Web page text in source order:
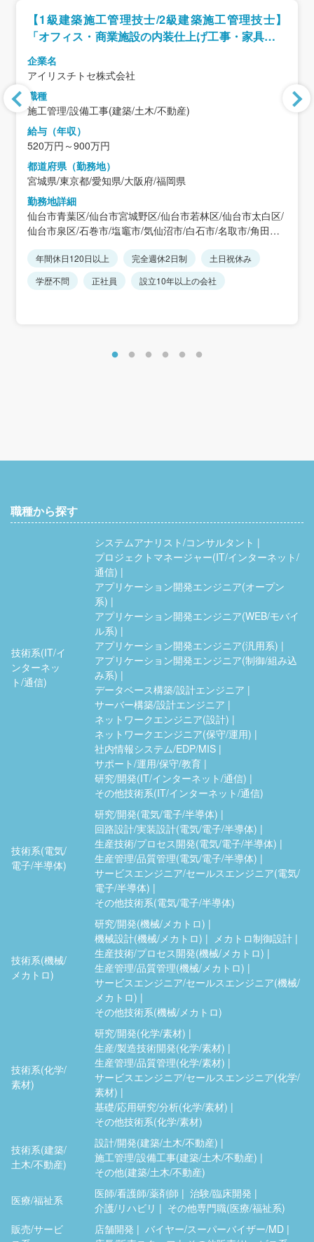
【1級建築施工管理技士/2級建築施工管理技士】
「オフィス・商業施設の内装仕上げ工事・家具設置
工事」
企業名
アイリスチトセ株式会社
職種
施工管理/設備工事(建築/土木/不動産)
給与（年収）
520万円～900万円
都道府県（勤務地）
宮城県/東京都/愛知県/大阪府/福岡県
勤務地詳細
仙台市青葉区/仙台市宮城野区/仙台市若林区/仙台市太白区/
仙台市泉区/石巻市/塩竈市/気仙沼市/白石市/名取市/角田市/
ヶ宿町/大河原町/村田町/柴田町/川崎町/丸森町/亘理町/山元
町/松島町/七ヶ浜町/利府町/大和町/大郷町/富谷市/大衡村/色
麻町/加美町/涌谷町/美里町/女川町/南三陸町/東京２３区/愛
年間休日120日以上 完全週休2日制
土日祝休み
学歴不問
正社員 設立10年以上の会社
職種から探す
技術系(IT/イ
ンターネッ
ト/通信)
システムアナリスト/コンサルタント
プロジェクトマネージャー(IT/インターネット/
通信)
アプリケーション開発エンジニア(オープン
系)
アプリケーション開発エンジニア(WEB/モバイ
ル系)
アプリケーション開発エンジニア(汎用系)
アプリケーション開発エンジニア(制御/組み込
み系)
データベース構築/設計エンジニア
サーバー構築/設計エンジニア
ネットワークエンジニア(設計)
ネットワークエンジニア(保守/運用)
社内情報システム/EDP/MIS
サポート/運用/保守/教育
研究/開発(IT/インターネット/通信)
その他技術系(IT/インターネット/通信)
技術系(電気/
電子/半導体)
研究/開発(電気/電子/半導体)
回路設計/実装設計(電気/電子/半導体)
生産技術/プロセス開発(電気/電子/半導体)
生産管理/品質管理(電気/電子/半導体)
サービスエンジニア/セールスエンジニア(電気/
電子/半導体)
その他技術系(電気/電子/半導体)
技術系(機械/
メカトロ)
研究/開発(機械/メカトロ)
機械設計(機械/メカトロ)
メカトロ制御設計
生産技術/プロセス開発(機械/メカトロ)
生産管理/品質管理(機械/メカトロ)
サービスエンジニア/セールスエンジニア(機械/
メカトロ)
その他技術系(機械/メカトロ)
技術系(化学/
素材)
研究/開発(化学/素材)
生産/製造技術開発(化学/素材)
生産管理/品質管理(化学/素材)
サービスエンジニア/セールスエンジニア(化学/
素材)
基礎/応用研究/分析(化学/素材)
その他技術系(化学/素材)
技術系(建築/
土木/不動産)
設計/開発(建築/土木/不動産)
施工管理/設備工事(建築/土木/不動産)
その他(建築/土木/不動産)
医療/福祉系
医師/看護師/薬剤師
治験/臨床開発
介護/リハビリ
その他専門職(医療/福祉系)
販売/サービ
店舗開発
バイヤー/スーパーバイザー/MD